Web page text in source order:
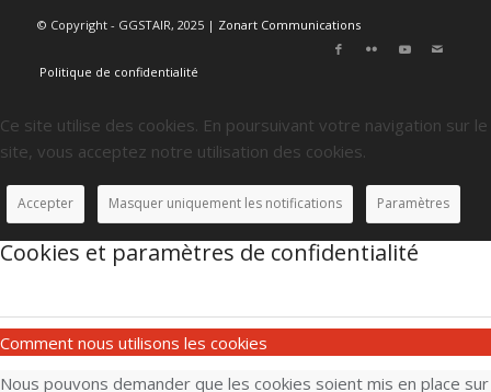
© Copyright - GGSTAIR, 2025 | Zonart Communications
Politique de confidentialité
Ce site utilise des cookies. En poursuivant votre navigation sur le
site, vous acceptez notre utilisation des cookies.
Accepter Masquer uniquement les notifications Paramètres
Cookies et paramètres de confidentialité
Comment nous utilisons les cookies
Nous pouvons demander que les cookies soient mis en place sur